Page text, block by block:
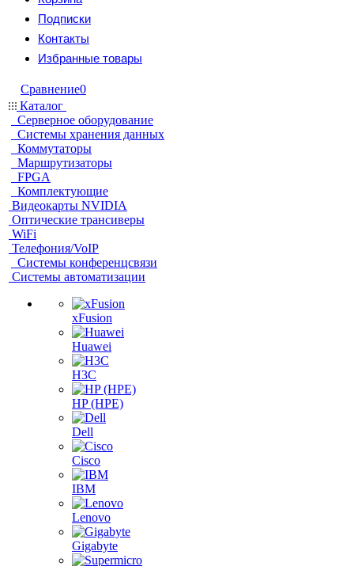
Подписки
Контакты
Избранные товары
Сравнение0
Каталог
Серверное оборудование
Системы хранения данных
Коммутаторы
Маршрутизаторы
FPGA
Комплектующие
Видеокарты NVIDIA
Оптические трансиверы
WiFi
Телефония/VoIP
Системы конференцсвязи
Системы автоматизации
xFusion
Huawei
H3C
HP (HPE)
Dell
Cisco
IBM
Lenovo
Gigabyte